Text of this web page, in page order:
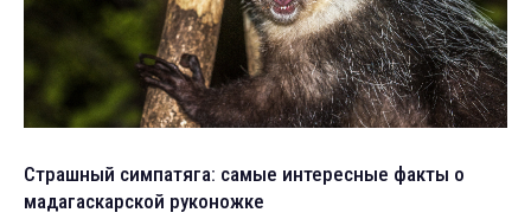
Страшный симпатяга: самые интересные факты о
мадагаскарской руконожке